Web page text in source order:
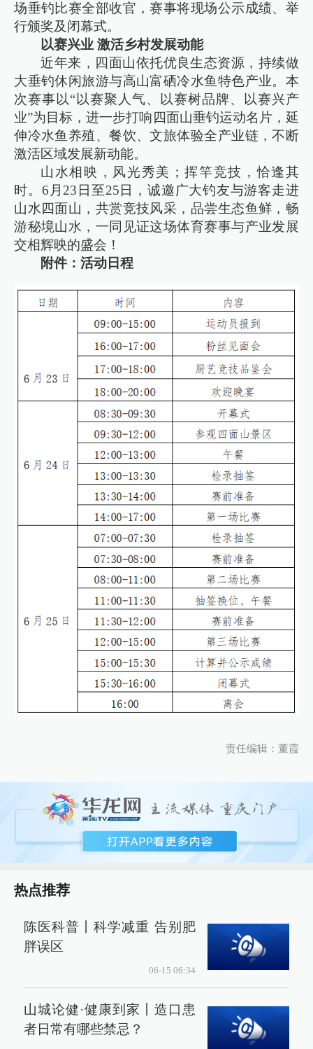
场垂钓比赛全部收官，赛事将现场公示成绩、举
行颁奖及闭幕式。
以赛兴业 激活乡村发展动能
近年来，四面山依托优良生态资源，持续做
大垂钓休闲旅游与高山富硒冷水鱼特色产业。本
次赛事以“以赛聚人气、以赛树品牌、以赛兴产
业”为目标，进一步打响四面山垂钓运动名片，延
伸冷水鱼养殖、餐饮、文旅体验全产业链，不断
激活区域发展新动能。
山水相映，风光秀美；挥竿竞技，恰逢其
时。6月23日至25日，诚邀广大钓友与游客走进
山水四面山，共赏竞技风采，品尝生态鱼鲜，畅
游秘境山水，一同见证这场体育赛事与产业发展
交相辉映的盛会！
附件：活动日程
责任编辑：董霞
热点推荐
陈医科普丨科学减重 告别肥
胖误区
06-15 06:34
山城论健·健康到家丨造口患
者日常有哪些禁忌？